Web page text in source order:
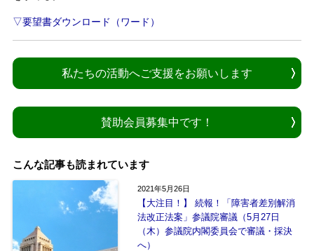
▽要望書ダウンロード（ワード）
私たちの活動へご支援をお願いします
賛助会員募集中です！
こんな記事も読まれています
2021年5月26日
【大注目！】 続報！「障害者差別解消
法改正法案」参議院審議（5月27日
（木）参議院内閣委員会で審議・採決
へ）